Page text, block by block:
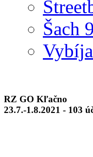
Šach
RZ GO Kľačno
23.7.-1.8.2021 - 103